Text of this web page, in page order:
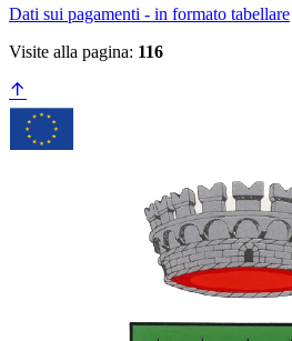
Dati sui pagamenti - in formato tabellare
Visite alla pagina: 116